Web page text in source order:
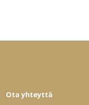
Ota yhteyttä